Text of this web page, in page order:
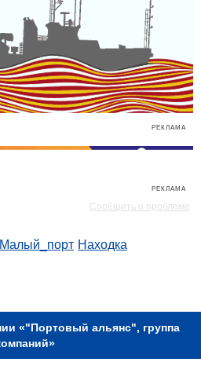
РЕКЛАМА
РЕКЛАМА
Сообщить о проблеме
Малый_порт Находка
«"Портовый альянс", группа